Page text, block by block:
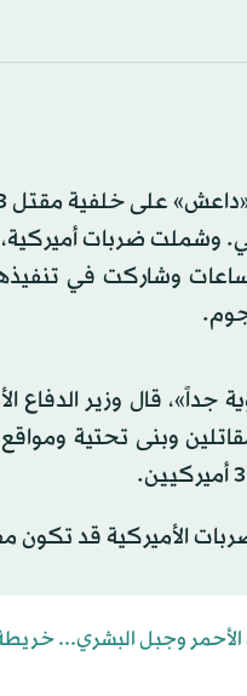
وشاركت في
قال وزير الدفاع
وبنى تحتية ومواقع
الأميركية قد تكون
الأحمر وجبل البشري...